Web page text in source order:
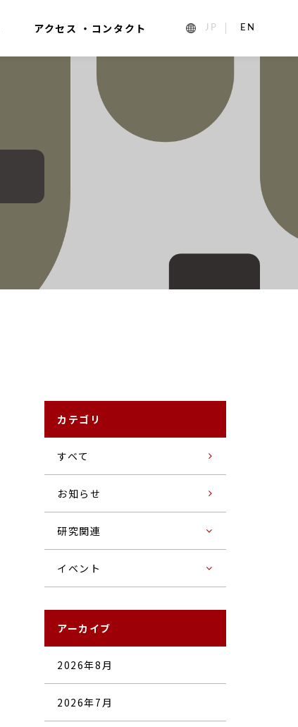
アクセス ・コンタクト 1_ja 2_en_US
カテゴリ
すベて
お知らせ
研究関連
イベント
アーカイブ
2026年8月
2026年7月